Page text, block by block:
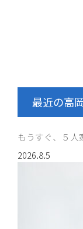
最近の高
もうすぐ、５人
2026.8.5